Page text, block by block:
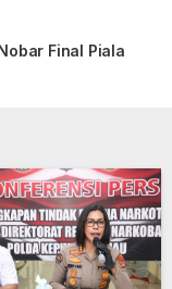
Final Piala